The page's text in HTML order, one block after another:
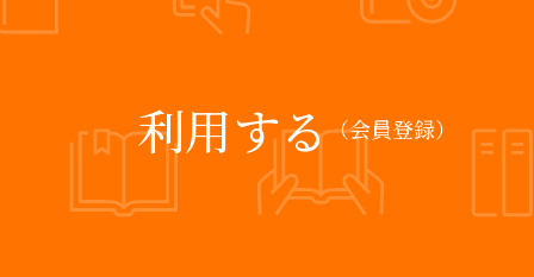
利用する（会員登録）